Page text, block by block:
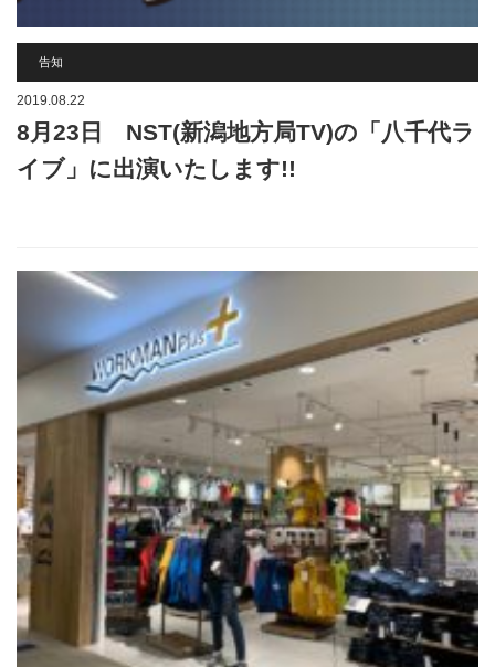
告知
2019.08.22
8月23日 NST(新潟地方局TV)の「八千代ラ
イブ」に出演いたします!!